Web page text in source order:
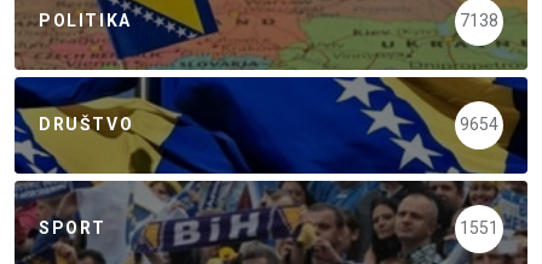
POLITIKA 7138
DRUŠTVO 9654
SPORT 1551